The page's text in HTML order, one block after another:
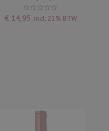
€ 14,95 incl. 21% BTW